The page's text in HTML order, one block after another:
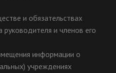
и обязательствах
и членов его
информации о
учреждениях